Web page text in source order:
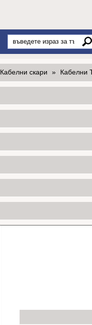
Кабелни скари » Кабелни